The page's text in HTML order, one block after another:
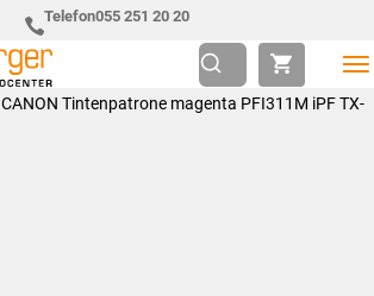
Telefon055 251 20 20
CANON Tintenpatrone magenta PFI311M iPF TX-